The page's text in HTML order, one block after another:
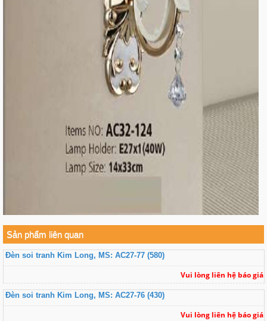
Sản phẩm liên quan
Đèn soi tranh Kim Long, MS: AC27-77 (580)
Vui lòng liên hệ báo giá
Đèn soi tranh Kim Long, MS: AC27-76 (430)
Vui lòng liên hệ báo giá